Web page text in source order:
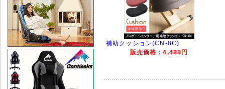
補助クッション(CN-8C)
販売価格：4,488円